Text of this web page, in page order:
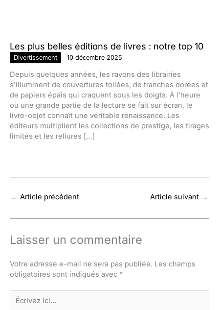
Les plus belles éditions de livres : notre top 10
Divertissement 10 décembre 2025
Depuis quelques années, les rayons des librairies
s’illuminent de couvertures toilées, de tranches dorées et
de papiers épais qui craquent sous les doigts. À l’heure
où une grande partie de la lecture se fait sur écran, le
livre-objet connaît une véritable renaissance. Les
éditeurs multiplient les collections de prestige, les tirages
limités et les reliures […]
← Article précédent Article suivant →
Laisser un commentaire
Votre adresse e-mail ne sera pas publiée. Les champs
obligatoires sont indiqués avec *
Écrivez
ici…